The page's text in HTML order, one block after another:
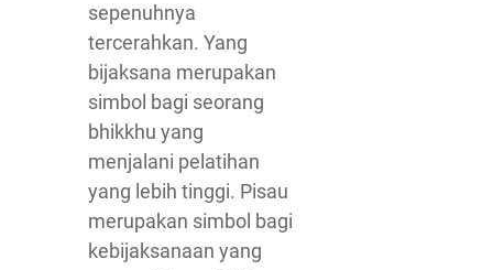
sepenuhnya
tercerahkan. Yang
bijaksana merupakan
simbol bagi seorang
bhikkhu yang
menjalani pelatihan
yang lebih tinggi. Pisau
merupakan simbol bagi
kebijaksanaan yang